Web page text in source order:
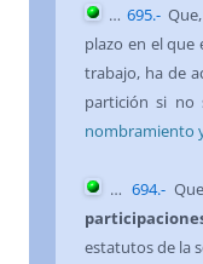
… 695.-
plazo en el que
trabajo, ha de
partición si no
nombramiento
… 694.-
estatutos de la